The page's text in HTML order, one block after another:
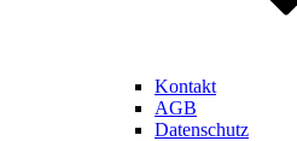
Kontakt
AGB
Datenschutz